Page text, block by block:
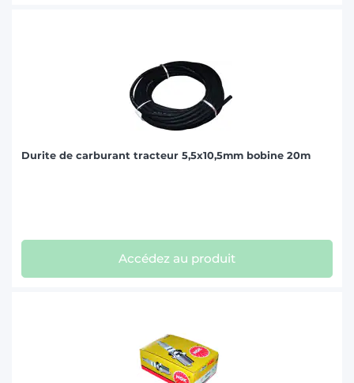
Durite de carburant tracteur 5,5x10,5mm bobine 20m
Accédez au produit